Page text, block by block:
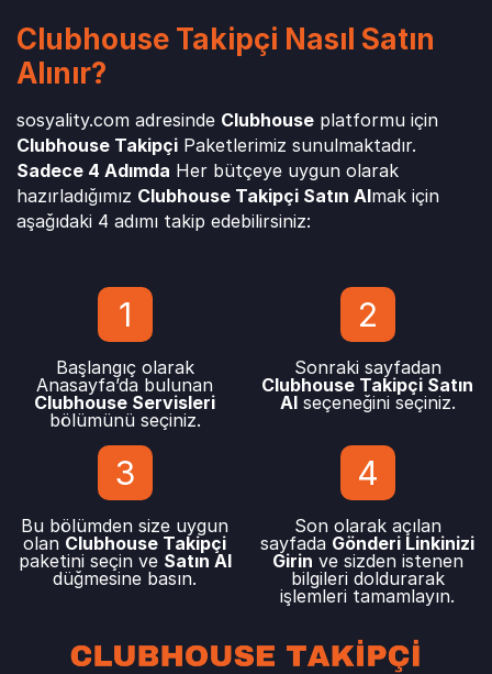
Clubhouse Takipçi Nasıl Satın
Alınır?
sosyality.com adresinde Clubhouse platformu için
Clubhouse Takipçi Paketlerimiz sunulmaktadır.
Sadece 4 Adımda Her bütçeye uygun olarak
hazırladığımız Clubhouse Takipçi Satın Almak için
aşağıdaki 4 adımı takip edebilirsiniz:
1
Başlangıç olarak
Anasayfa’da bulunan
Clubhouse Servisleri
bölümünü seçiniz.
2
Sonraki sayfadan
Clubhouse Takipçi Satın
Alseçeneğini seçiniz.
3
Bu bölümden size uygun
olan Clubhouse Takipçi
paketini seçin ve Satın Al
düğmesine basın.
4
Son olarak açılan
sayfada Gönderi Linkinizi
Girin ve sizden istenen
bilgileri doldurarak
işlemleri tamamlayın.